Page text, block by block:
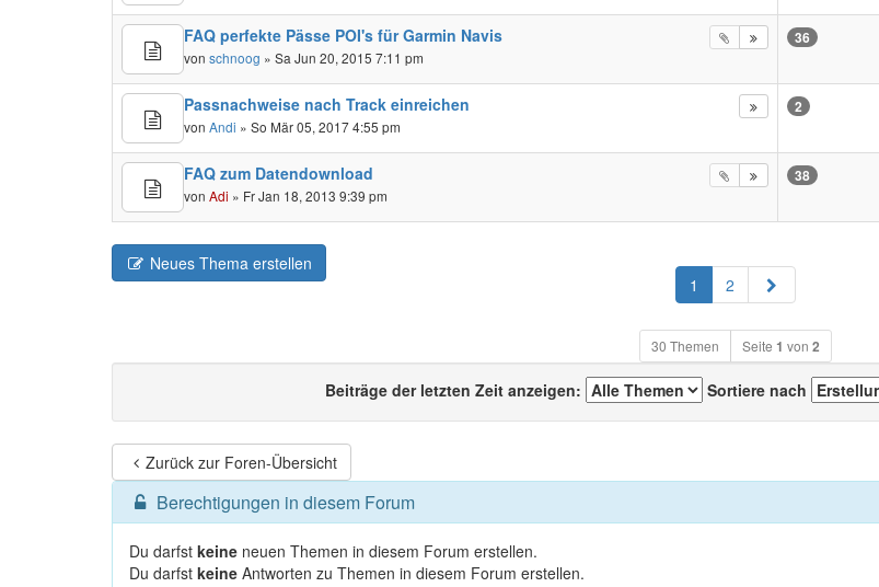
FAQ perfekte Pässe POI's für Garmin Navis
vonschnoog » Sa Jun 20, 2015 7:11 pm
36
Passnachweise nach Track einreichen
vonAndi » So Mär 05, 2017 4:55 pm
2
FAQ zum Datendownload
vonAdi » Fr Jan 18, 2013 9:39 pm
38
Neues Thema erstellen
1
2 Nächste
30 Themen Seite 1 von 2
Beiträge der letzten Zeit anzeigen: Sortiere nach
Zurück zur Foren-Übersicht
Berechtigungen in diesem Forum
Du darfst keine neuen Themen in diesem Forum erstellen.
Du darfst keine Antworten zu Themen in diesem Forum erstellen.